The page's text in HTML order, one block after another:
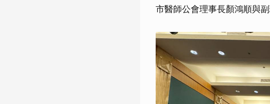
市醫師公會理事長顏鴻順與